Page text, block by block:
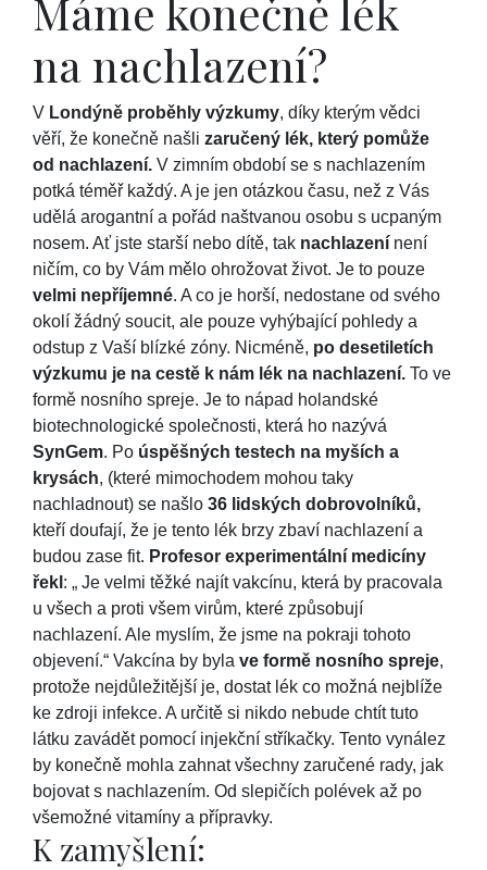
Máme konečně lék
na nachlazení?
V Londýně proběhly výzkumy, díky kterým vědci
věří, že konečně našli zaručený lék, který pomůže
od nachlazení. V zimním období se s nachlazením
potká téměř každý. A je jen otázkou času, než z Vás
udělá arogantní a pořád naštvanou osobu s ucpaným
nosem. Ať jste starší nebo dítě, tak nachlazení není
ničím, co by Vám mělo ohrožovat život. Je to pouze
velmi nepříjemné. A co je horší, nedostane od svého
okolí žádný soucit, ale pouze vyhýbající pohledy a
odstup z Vaší blízké zóny. Nicméně, po desetiletích
výzkumu je na cestě k nám lék na nachlazení. To ve
formě nosního spreje. Je to nápad holandské
biotechnologické společnosti, která ho nazývá
SynGem. Po úspěšných testech na myších a
krysách, (které mimochodem mohou taky
nachladnout) se našlo 36 lidských dobrovolníků,
kteří doufají, že je tento lék brzy zbaví nachlazení a
budou zase fit. Profesor experimentální medicíny
řekl : „ Je velmi těžké najít vakcínu, která by pracovala
u všech a proti všem virům, které způsobují
nachlazení. Ale myslím, že jsme na pokraji tohoto
objevení.“ Vakcína by byla ve formě nosního spreje,
protože nejdůležitější je, dostat lék co možná nejblíže
ke zdroji infekce. A určitě si nikdo nebude chtít tuto
látku zavádět pomocí injekční stříkačky. Tento vynález
by konečně mohla zahnat všechny zaručené rady, jak
bojovat s nachlazením. Od slepičích polévek až po
všemožné vitamíny a přípravky.
K zamyšlení: